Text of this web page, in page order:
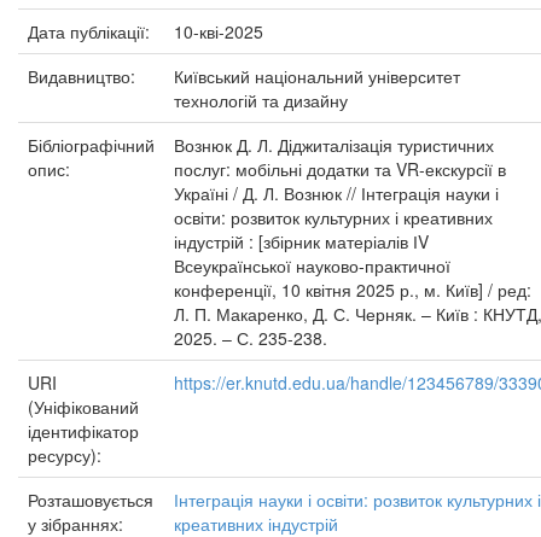
Дата публікації:
10-кві-2025
Видавництво:
Київський національний університет
технологій та дизайну
Бібліографічний
опис:
Вознюк Д. Л. Діджиталізація туристичних
послуг: мобільні додатки та VR-екскурсії в
Україні / Д. Л. Вознюк // Інтеграція науки і
освіти: розвиток культурних і креативних
індустрій : [збірник матеріалів ІV
Всеукраїнської науково-практичної
конференції, 10 квітня 2025 р., м. Київ] / ред:
Л. П. Макаренко, Д. С. Черняк. – Київ : КНУТД,
2025. – С. 235-238.
URI
(Уніфікований
ідентифікатор
ресурсу):
https://er.knutd.edu.ua/handle/123456789/
Розташовується
у зібраннях:
Інтеграція науки і освіти: розвиток культурних і
креативних індустрій